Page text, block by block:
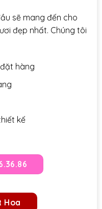
sẽ mang đến cho
đẹp nhất. Chúng tôi
hàng
kế
Hoa